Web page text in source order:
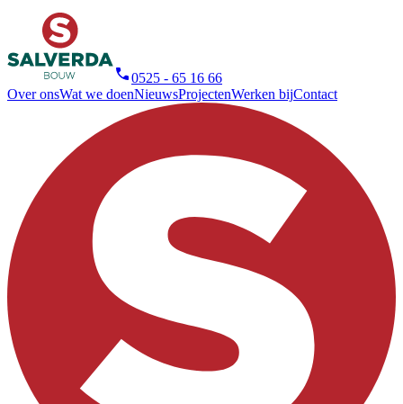
0525 - 65 16 66
Over onsWat we doenNieuwsProjectenWerken bijContact